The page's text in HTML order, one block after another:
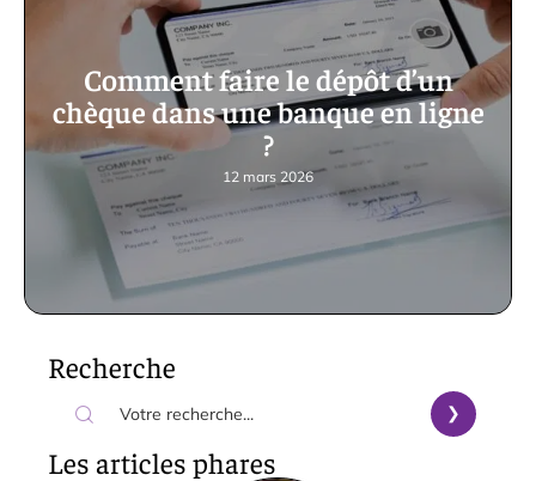
Comment faire le dépôt d’un
chèque dans une banque en ligne
?
12 mars 2026
Recherche
Les articles phares